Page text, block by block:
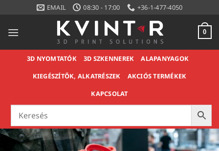
content
EMAIL 08:30 - 17:00 +36-1-477-4050
0
3D NYOMTATÓK 3D SZKENNEREK
ALAPANYAGOK
KIEGÉSZÍTŐK, ALKATRÉSZEK
AKCIÓS TERMÉKEK
KAPCSOLAT